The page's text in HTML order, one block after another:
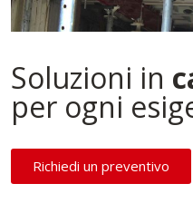
Soluzioni in
per ogni
Richiedi un preventivo